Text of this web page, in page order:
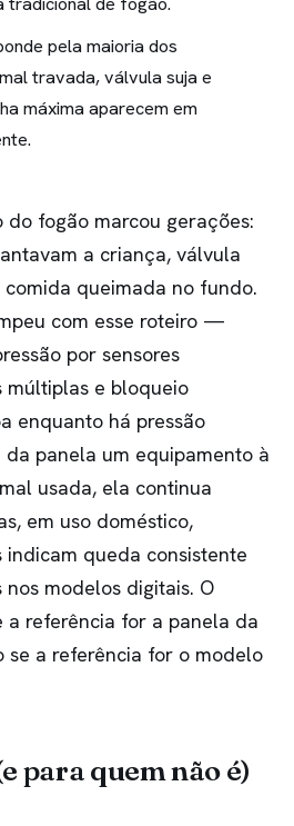
pela maioria dos
travada, válvula suja e
máxima aparecem em
do fogão marcou gerações:
a criança, válvula
queimada no fundo.
com esse roteiro —
por sensores
múltiplas e bloqueio
enquanto há pressão
da panela um equipamento à
usada, ela continua
em uso doméstico,
indicam queda consistente
modelos digitais. O
a referência for a panela da
se a referência for o modelo
para quem não é)